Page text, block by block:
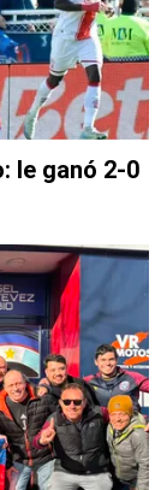
le ganó 2-0